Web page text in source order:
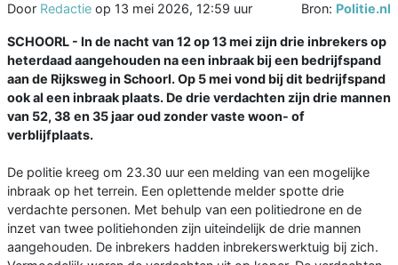
Door Redactie op 13 mei 2026, 12:59 uur Bron: Politie.nl
SCHOORL - In de nacht van 12 op 13 mei zijn drie inbrekers op
heterdaad aangehouden na een inbraak bij een bedrijfspand
aan de Rijksweg in Schoorl. Op 5 mei vond bij dit bedrijfspand
ook al een inbraak plaats. De drie verdachten zijn drie mannen
van 52, 38 en 35 jaar oud zonder vaste woon- of
verblijfplaats.
De politie kreeg om 23.30 uur een melding van een mogelijke
inbraak op het terrein. Een oplettende melder spotte drie
verdachte personen. Met behulp van een politiedrone en de
inzet van twee politiehonden zijn uiteindelijk de drie mannen
aangehouden. De inbrekers hadden inbrekerswerktuig bij zich.